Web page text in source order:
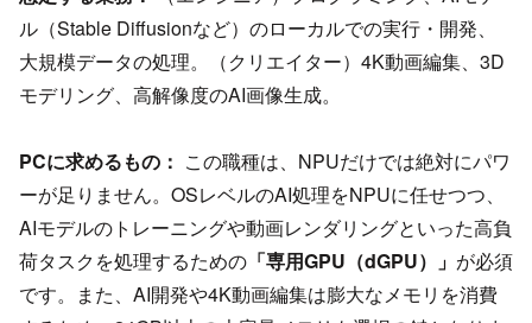
ル（Stable Diffusionなど）のローカルでの実行・開発、
大規模データの処理。（クリエイター）4K動画編集、3D
モデリング、高解像度のAI画像生成。
PCに求めるもの： この職種は、NPUだけでは絶対にパワ
ーが足りません。OSレベルのAI処理をNPUに任せつつ、
AIモデルのトレーニングや動画レンダリングといった高負
荷タスクを処理するための 「専用GPU（dGPU）」 が必須
です。また、AI開発や4K動画編集は膨大なメモリを消費